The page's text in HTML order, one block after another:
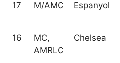
17 M/AMC Espanyol
16
MC,
AMRLC
Chelsea